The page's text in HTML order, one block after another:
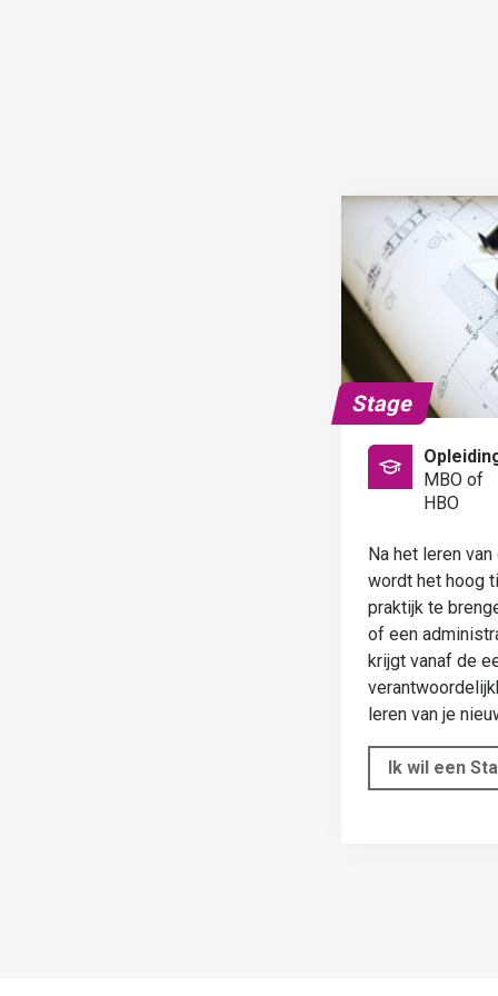
Stage
MBO of
HBO
Na het leren
wordt het hoog
praktijk te
of een
krijgt vanaf de
leren van je
Ik wil een